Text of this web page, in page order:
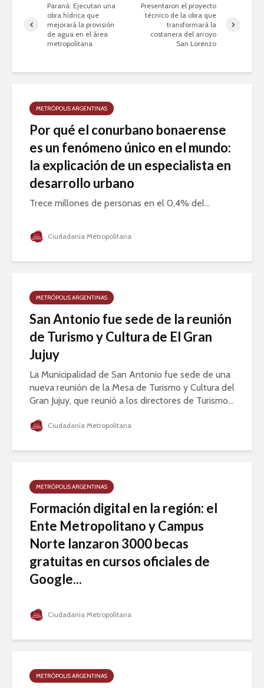
Paraná: Ejecutan una
obra hídrica que
mejorará la provisión
de agua en el área
metropolitana
Presentaron el proyecto
técnico de la obra que
transformará la
costanera del arroyo
San Lorenzo
METRÓPOLIS ARGENTINAS
Por qué el conurbano bonaerense
es un fenómeno único en el mundo:
la explicación de un especialista en
desarrollo urbano
Trece millones de personas en el 0,4% del...
Ciudadanía Metropolitana
METRÓPOLIS ARGENTINAS
San Antonio fue sede de la reunión
de Turismo y Cultura de El Gran
Jujuy
La Municipalidad de San Antonio fue sede de una
nueva reunión de la Mesa de Turismo y Cultura del
Gran Jujuy, que reunió a los directores de Turismo...
Ciudadanía Metropolitana
METRÓPOLIS ARGENTINAS
Formación digital en la región: el
Ente Metropolitano y Campus
Norte lanzaron 3000 becas
gratuitas en cursos oficiales de
Google...
Ciudadanía Metropolitana
METRÓPOLIS ARGENTINAS